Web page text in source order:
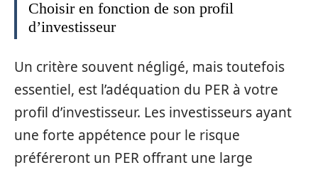
Choisir en fonction de son profil
d’investisseur
Un critère souvent négligé, mais toutefois
essentiel, est l’adéquation du PER à votre
profil d’investisseur. Les investisseurs ayant
une forte appétence pour le risque
préféreront un PER offrant une large